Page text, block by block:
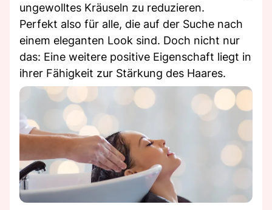
ungewolltes Kräuseln zu reduzieren.
Perfekt also für alle, die auf der Suche nach
einem eleganten Look sind. Doch nicht nur
das: Eine weitere positive Eigenschaft liegt in
ihrer Fähigkeit zur Stärkung des Haares.